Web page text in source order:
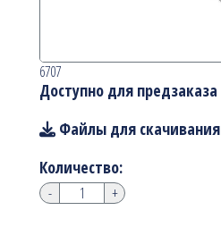
6707
Доступно для предзаказа
Файлы для скачивания
Количество:
- +